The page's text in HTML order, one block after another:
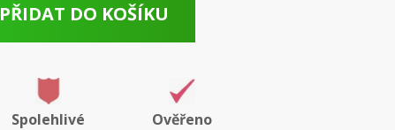
PŘIDAT DO KOŠÍKU
Spolehlivé
Ověřeno